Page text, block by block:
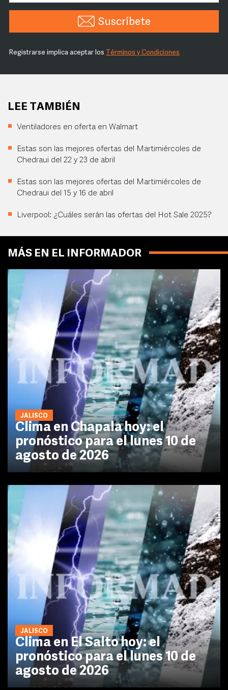
Suscríbete
Registrarse implica aceptar los Términos y Condiciones
LEE TAMBIÉN
Ventiladores en oferta en Walmart
Estas son las mejores ofertas del Martimiércoles de
Chedraui del 22 y 23 de abril
Estas son las mejores ofertas del Martimiércoles de
Chedraui del 15 y 16 de abril
Liverpool: ¿Cuáles serán las ofertas del Hot Sale 2025?
MÁS EN EL INFORMADOR
JALISCO
Clima en Chapala hoy: el
pronóstico para el lunes 10 de
agosto de 2026
JALISCO
Clima en El Salto hoy: el
pronóstico para el lunes 10 de
agosto de 2026